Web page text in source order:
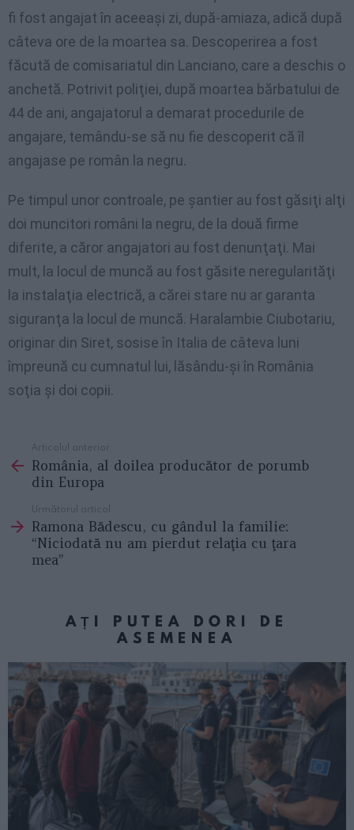
fi fost angajat în aceeaşi zi, după-amiaza, adică după
câteva ore de la moartea sa. Descoperirea a fost
făcută de comisariatul din Lanciano, care a deschis o
anchetă. Potrivit poliţiei, după moartea bărbatului de
44 de ani, angajatorul a demarat procedurile de
angajare, temându-se să nu fie descoperit că îl
angajase pe român la negru.
Pe timpul unor controale, pe şantier au fost găsiţi alţi
doi muncitori români la negru, de la două firme
diferite, a căror angajatori au fost denunţaţi. Mai
mult, la locul de muncă au fost găsite neregularităţi
la instalaţia electrică, a cărei stare nu ar garanta
siguranţa la locul de muncă. Haralambie Ciubotariu,
originar din Siret, sosise în Italia de câteva luni
împreună cu cumnatul lui, lăsându-şi în România
soţia şi doi copii.
more
Articolul anterior
România, al doilea producător de porumb
din Europa
Următorul articol
Ramona Bădescu, cu gândul la familie:
“Niciodată nu am pierdut relaţia cu ţara
mea”
AȚI PUTEA DORI DE
ASEMENEA